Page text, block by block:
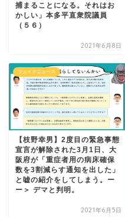
捕まることになる。それはお
かしい」本多平直衆院議員
（５６）
2021年6月8日
フェイクニュース
【枝野幸男】2度目の緊急事態
宣言が解除された3月1日、大
阪府が「重症者用の病床確保
数を3割減らす通知を出した」
と嘘の紹介をしてしまう。ー
ー＞ デマと判明。
2021年6月5日